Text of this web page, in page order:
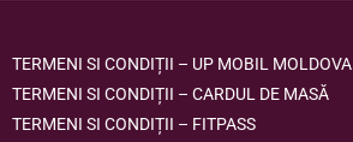
TERMENI SI CONDIȚII – UP MOBIL MOLDOVA
TERMENI SI CONDIȚII – CARDUL DE MASĂ
TERMENI SI CONDIȚII – FITPASS